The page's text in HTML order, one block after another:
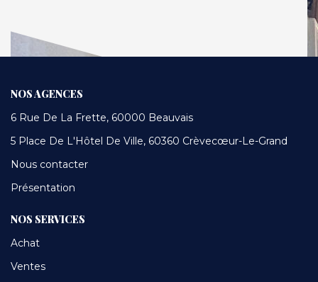
NOS AGENCES
6 Rue De La Frette, 60000 Beauvais
5 Place De L'Hôtel De Ville, 60360 Crèvecœur-Le-Grand
Nous contacter
Présentation
NOS SERVICES
Achat
Ventes